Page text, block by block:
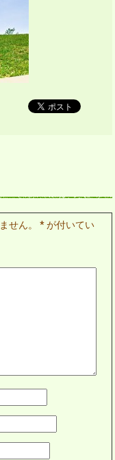
せん。 *が付いてい